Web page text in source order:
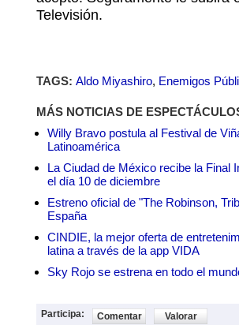
Televisión.
TAGS: Aldo Miyashiro, Enemigos
MÁS NOTICIAS DE
Willy Bravo postula al Festival de
Latinoamérica
La Ciudad de México recibe la Final
el día 10 de diciembre
Estreno oficial de "The Robinson,
España
CINDIE, la mejor oferta de
latina a través de la app VIDA
Sky Rojo se estrena en todo el
Participa: Comentar Valorar